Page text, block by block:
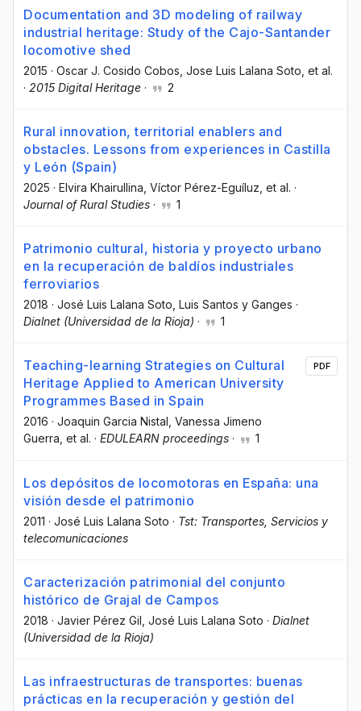
Documentation and 3D modeling of railway
industrial heritage: Study of the Cajo-Santander
locomotive shed
2015 · Oscar J. Cosido Cobos , Jose Luis Lalana Soto , et al.
· 2015 Digital Heritage · 2
Rural innovation, territorial enablers and
obstacles. Lessons from experiences in Castilla
y León (Spain)
2025 · Elvira Khairullina , Víctor Pérez-Eguíluz , et al. ·
Journal of Rural Studies · 1
Patrimonio cultural, historia y proyecto urbano
en la recuperación de baldíos industriales
ferroviarios
2018 · José Luis Lalana Soto , Luis Santos y Ganges ·
Dialnet (Universidad de la Rioja) · 1
Teaching-learning Strategies on Cultural
Heritage Applied to American University
Programmes Based in Spain
2016 · Joaquin Garcia Nistal, Vanessa Jimeno
Guerra, et al. · EDULEARN proceedings · 1
PDF
Los depósitos de locomotoras en España: una
visión desde el patrimonio
2011 · José Luis Lalana Soto · Tst: Transportes, Servicios y
telecomunicaciones
Caracterización patrimonial del conjunto
histórico de Grajal de Campos
2018 · Javier Pérez Gil , José Luis Lalana Soto · Dialnet
(Universidad de la Rioja)
Las infraestructuras de transportes: buenas
prácticas en la recuperación y gestión del